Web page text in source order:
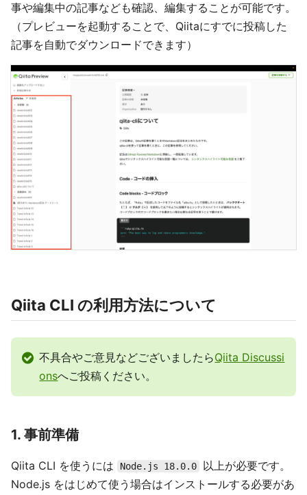
事や編集中の記事なども確認、編集することが可能です。
（プレビューを起動することで、Qiitaにすでに投稿した
記事を自動でダウンロードできます）
Qiita CLI の利用方法について
不具合やご意見などございましたらQiita Discussi
onsへご投稿ください。
1. 事前準備
Qiita CLI を使うには Node.js 18.0.0
以上が必要です。
Node.js をはじめて使う場合はインストールする必要があ